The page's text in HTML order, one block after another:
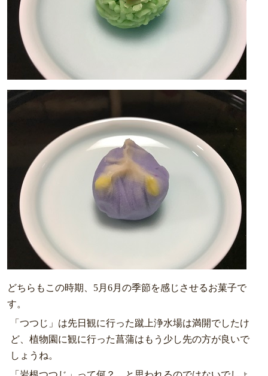
どちらもこの時期、5月6月の季節を感じさせるお菓子で
す。
「つつじ」は先日観に行った蹴上浄水場は満開でしたけ
ど、植物園に観に行った菖蒲はもう少し先の方が良いで
しょうね。